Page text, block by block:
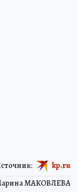
МАКОВЛЕВА
kp.ru